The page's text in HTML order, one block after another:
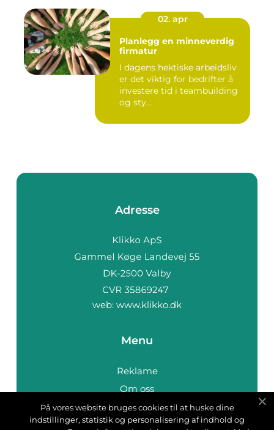
02. apr
Planlegg en minneverdig
firmatur
I dagens hektiske arbeidsliv
er det viktig for bedrifter å
investere tid i teambuilding
og sty...
Adresse
web: www.klikko.dk
Menu
Reklame
Om oss
Cookies
Kontakt Oss
På vores website bruges cookies til at huske dine
indstillinger, statistik og personalisering af indhold og